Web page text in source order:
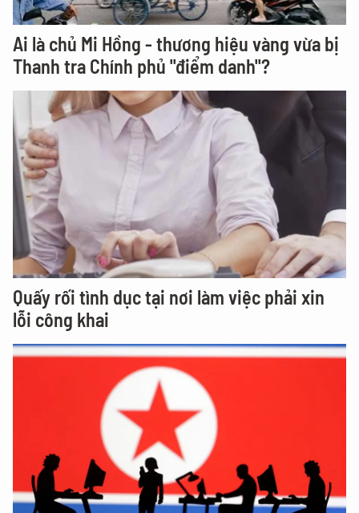
Ai là chủ Mi Hồng - thương hiệu vàng vừa bị
Thanh tra Chính phủ "điểm danh"?
Quấy rối tình dục tại nơi làm việc phải xin
lỗi công khai